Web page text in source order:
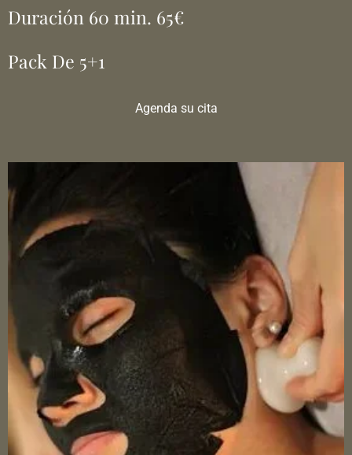
Duración 60 min. 65€
Pack De 5+1
Agenda su cita